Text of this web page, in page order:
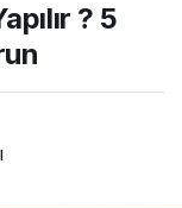
? 5